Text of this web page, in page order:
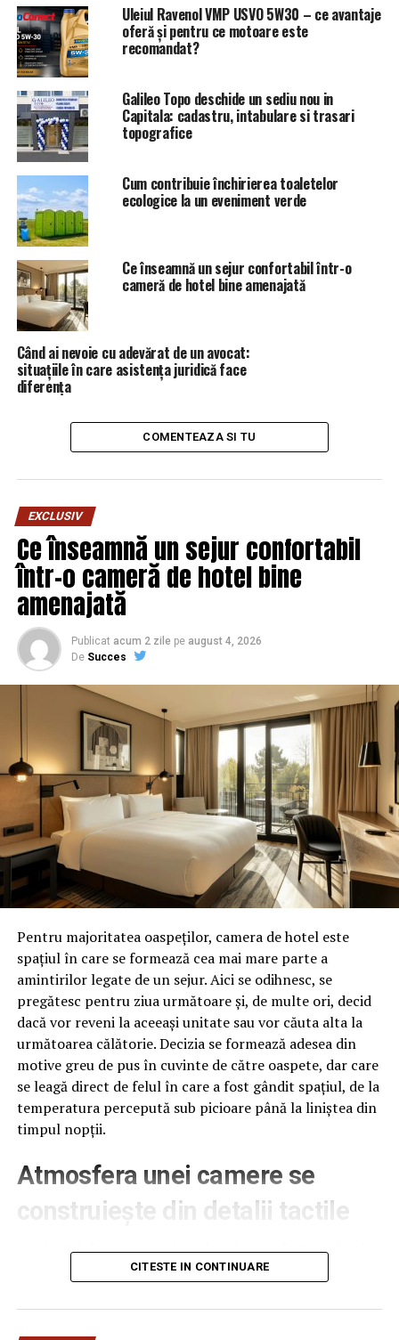
Uleiul Ravenol VMP USVO 5W30 – ce avantaje
oferă și pentru ce motoare este
recomandat?
Galileo Topo deschide un sediu nou in
Capitala: cadastru, intabulare si trasari
topografice
Cum contribuie închirierea toaletelor
ecologice la un eveniment verde
Ce înseamnă un sejur confortabil într-o
cameră de hotel bine amenajată
Când ai nevoie cu adevărat de un avocat:
situațiile în care asistența juridică face
diferența
COMENTEAZA SI TU
EXCLUSIV
Ce înseamnă un sejur confortabil
într-o cameră de hotel bine
amenajată
Publicat acum 2 zile pe august 4, 2026
De Succes
Pentru majoritatea oaspeților, camera de hotel este
spațiul în care se formează cea mai mare parte a
amintirilor legate de un sejur. Aici se odihnesc, se
pregătesc pentru ziua următoare și, de multe ori, decid
dacă vor reveni la aceeași unitate sau vor căuta alta la
următoarea călătorie. Decizia se formează adesea din
motive greu de pus în cuvinte de către oaspete, dar care
se leagă direct de felul în care a fost gândit spațiul, de la
temperatura percepută sub picioare până la liniștea din
timpul nopții.
Atmosfera unei camere se
construiește din detalii tactile
Contactul direct cu pardoseala este una dintre primele
senzații fizice pe care le are un oaspete atunci când
pe drum, seara târziu. Textura și moliciunea potrivite,
oferite democheta hotel
CITESTE IN CONTINUARE